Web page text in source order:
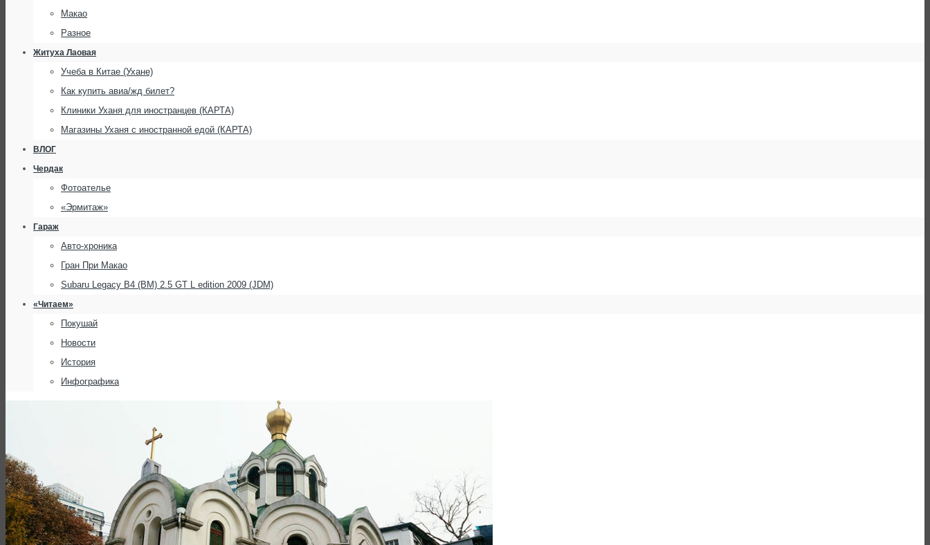
Макао
Разное
Житуха Лаовая
Учеба в Китае (Ухане)
Как купить авиа/жд билет?
Клиники Уханя для иностранцев (КАРТА)
Магазины Уханя с иностранной едой (КАРТА)
ВЛОГ
Чердак
Фотоателье
«Эрмитаж»
Гараж
Авто-хроника
Гран При Макао
Subaru Legacy B4 (BM) 2.5 GT L edition 2009 (JDM)
«Читаем»
Покушай
Новости
История
Инфографика